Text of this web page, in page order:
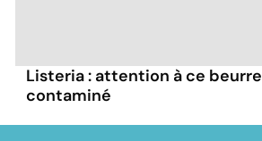
Listeria : attention à ce beurre
contaminé